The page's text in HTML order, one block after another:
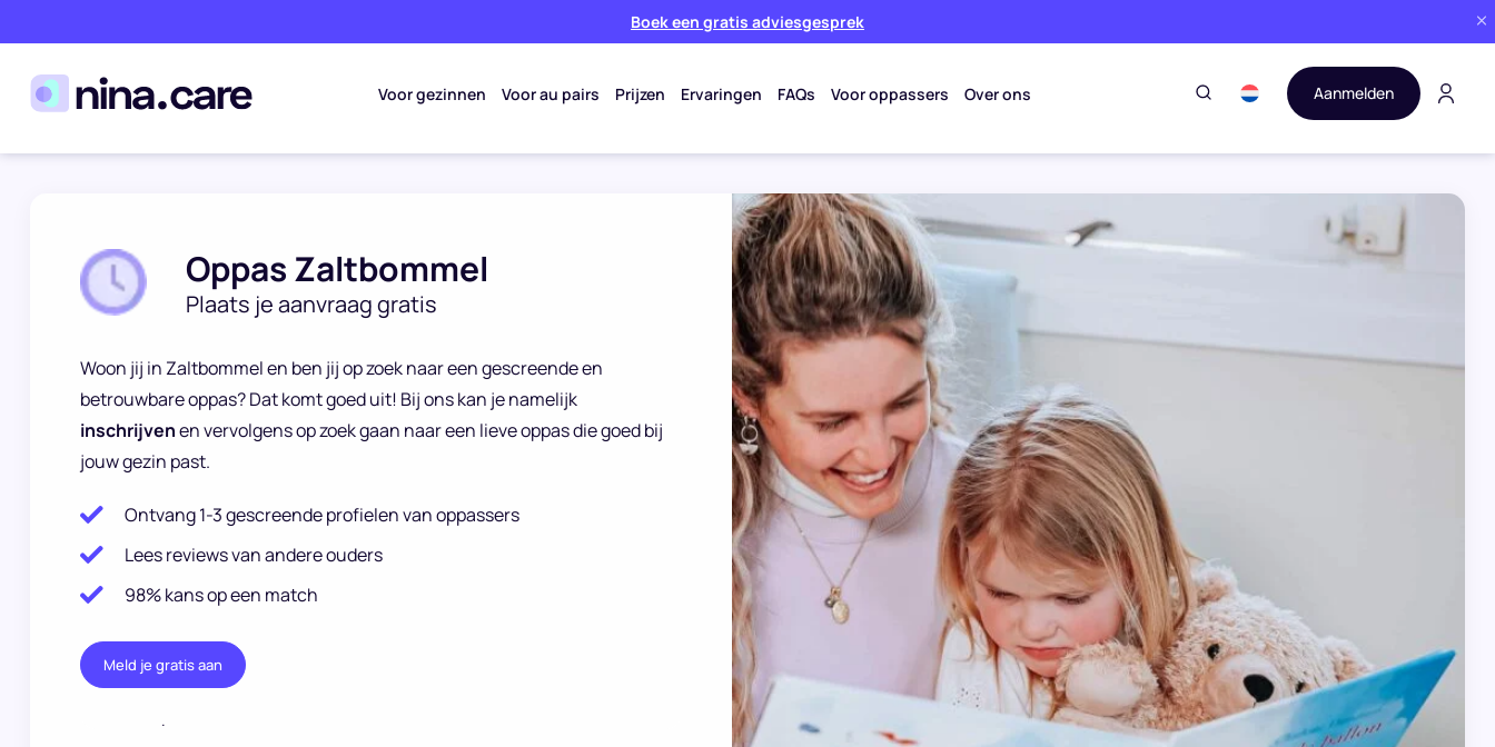
Boek een gratis adviesgesprek
Voor gezinnen Voor au pairs Prijzen Ervaringen FAQs Voor oppassers Over ons Aanmelden
Oppas Zaltbommel
Plaats je aanvraag gratis
Woon jij in Zaltbommel en ben jij op zoek naar een gescreende en
betrouwbare oppas? Dat komt goed uit! Bij ons kan je namelijk
inschrijvenen vervolgens op zoek gaan naar een lieve oppas die goed bij
jouw gezin past.
Ontvang 1-3 gescreende profielen van oppassers
Lees reviews van andere ouders
98% kans op een match
Meld je gratis aan
.